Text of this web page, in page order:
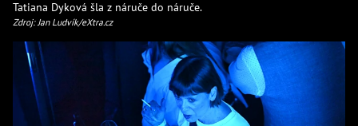
Tatiana Dyková šla z náruče do náruče.
Zdroj: Jan Ludvík/eXtra.cz